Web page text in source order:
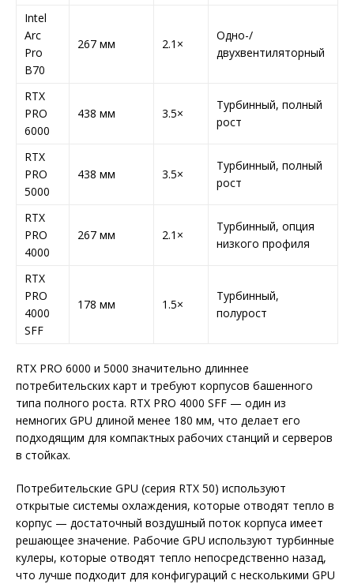
Intel
Arc
Pro
B70
267 мм 2.1×
Одно-/
двухвентиляторный
RTX
PRO
6000
438 мм 3.5×
Турбинный, полный
рост
RTX
PRO
5000
438 мм 3.5×
Турбинный, полный
рост
RTX
PRO
4000
267 мм 2.1×
Турбинный, опция
низкого профиля
RTX
PRO
4000
SFF
178 мм 1.5×
Турбинный,
полурост
RTX PRO 6000 и 5000 значительно длиннее
потребительских карт и требуют корпусов башенного
типа полного роста. RTX PRO 4000 SFF — один из
немногих GPU длиной менее 180 мм, что делает его
подходящим для компактных рабочих станций и серверов
в стойках.
Потребительские GPU (серия RTX 50) используют
открытые системы охлаждения, которые отводят тепло в
корпус — достаточный воздушный поток корпуса имеет
решающее значение. Рабочие GPU используют турбинные
кулеры, которые отводят тепло непосредственно назад,
что лучше подходит для конфигураций с несколькими GPU